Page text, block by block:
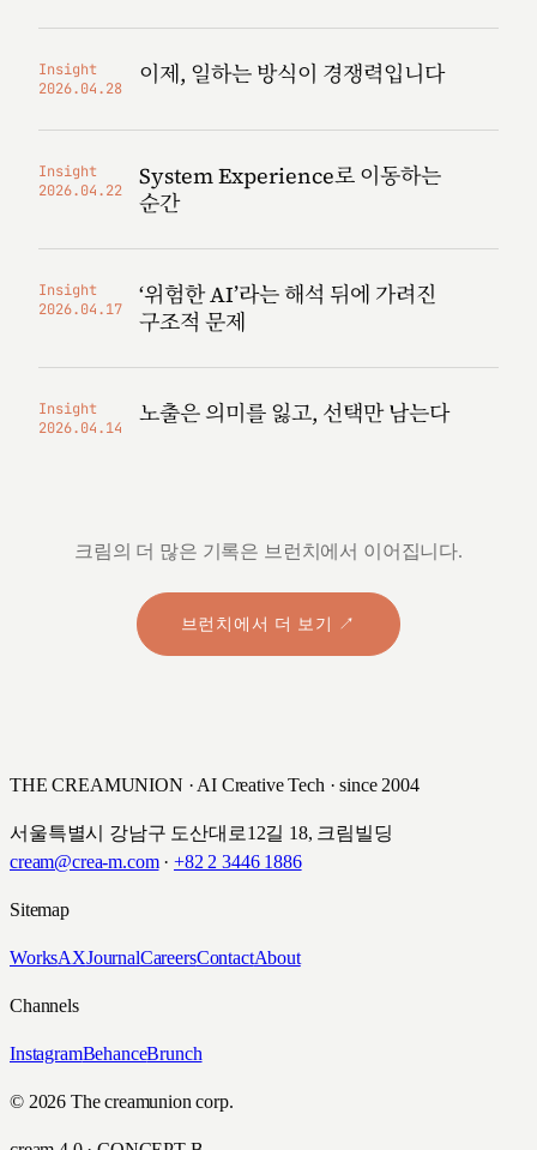
Insight
2026.04.28
이제, 일하는 방식이 경쟁력입니다
Insight
2026.04.22
System Experience로 이동하는
순간
Insight
2026.04.17
‘위험한 AI’라는 해석 뒤에 가려진
구조적 문제
Insight
2026.04.14
노출은 의미를 잃고, 선택만 남는다
크림의 더 많은 기록은 브런치에서 이어집니다.
브런치에서 더 보기 ↗
THE CREAMUNION · AI Creative Tech · since 2004
서울특별시 강남구 도산대로12길 18, 크림빌딩
cream@crea-m.com· +82 2 3446 1886
Sitemap
WorksAXJournalCareersContactAbout
Channels
InstagramBehanceBrunch
© 2026 The creamunion corp.